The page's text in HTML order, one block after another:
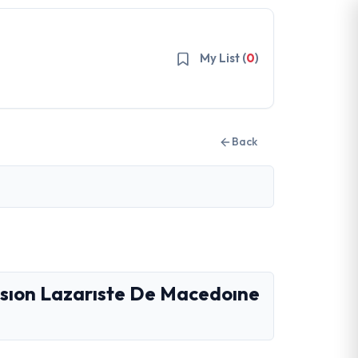
My List (0)
Back
Lazarıste De Macedoıne